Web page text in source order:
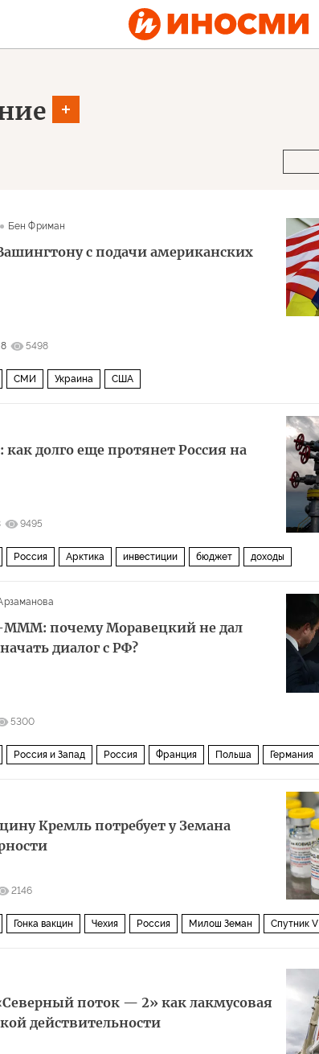
Бен Фриман
с подачи американских
8 5498
СМИ Украина США
как долго еще протянет Россия на
9495
Россия Арктика инвестиции бюджет доходы
МММ: почему Моравецкий не дал
диалог с РФ?
5300
Россия и Запад Россия Франция Польша Германия
провал
Кремль потребует у Земана
2146
Гонка вакцин Чехия Россия Милош Земан Спутник V
поток — 2» как лакмусовая
действительности